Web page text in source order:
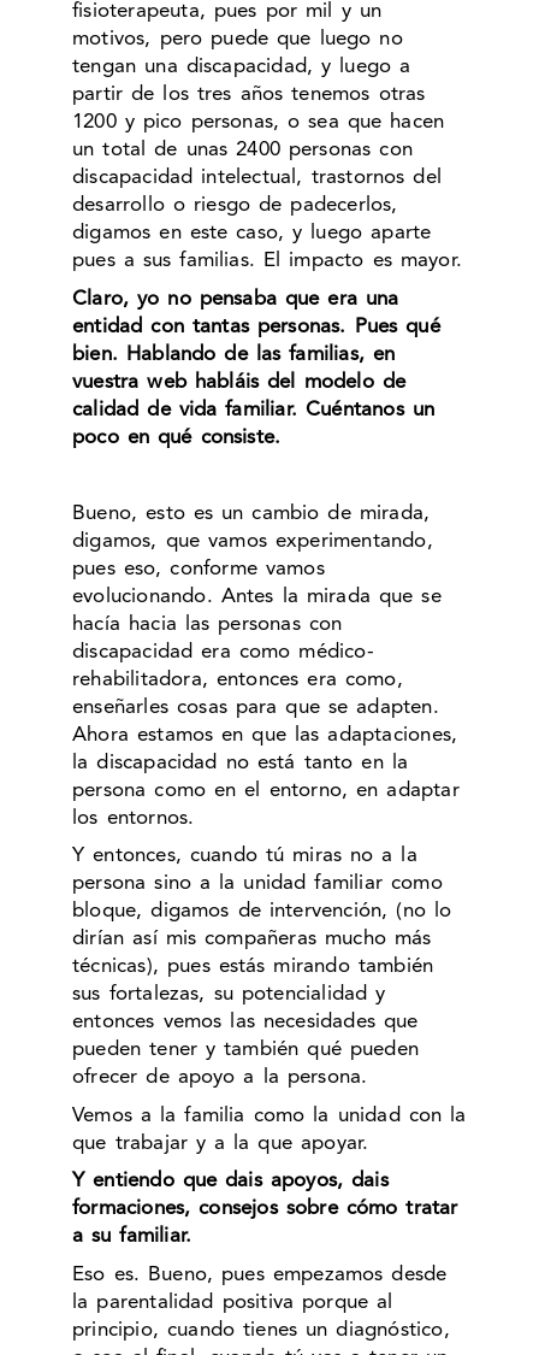
fisioterapeuta, pues por mil y un
motivos, pero puede que luego no
tengan una discapacidad, y luego a
partir de los tres años tenemos otras
1200 y pico personas, o sea que hacen
un total de unas 2400 personas con
discapacidad intelectual, trastornos del
desarrollo o riesgo de padecerlos,
digamos en este caso, y luego aparte
pues a sus familias. El impacto es mayor.
Claro, yo no pensaba que era una
entidad con tantas personas. Pues qué
bien. Hablando de las familias, en
vuestra web habláis del modelo de
calidad de vida familiar. Cuéntanos un
poco en qué consiste.
Bueno, esto es un cambio de mirada,
digamos, que vamos experimentando,
pues eso, conforme vamos
evolucionando. Antes la mirada que se
hacía hacia las personas con
discapacidad era como médico-
rehabilitadora, entonces era como,
enseñarles cosas para que se adapten.
Ahora estamos en que las adaptaciones,
la discapacidad no está tanto en la
persona como en el entorno, en adaptar
los entornos.
Y entonces, cuando tú miras no a la
persona sino a la unidad familiar como
bloque, digamos de intervención, (no lo
dirían así mis compañeras mucho más
técnicas), pues estás mirando también
sus fortalezas, su potencialidad y
entonces vemos las necesidades que
pueden tener y también qué pueden
ofrecer de apoyo a la persona.
Vemos a la familia como la unidad con la
que trabajar y a la que apoyar.
Y entiendo que dais apoyos, dais
formaciones, consejos sobre cómo tratar
a su familiar.
Eso es. Bueno, pues empezamos desde
la parentalidad positiva porque al
principio, cuando tienes un diagnóstico,